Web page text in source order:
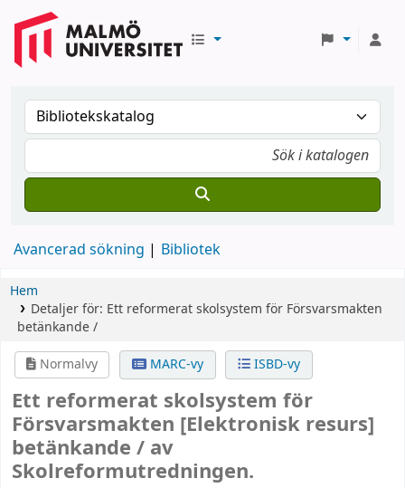
Avancerad sökning Bibliotek
Hem
Detaljer för: Ett reformerat skolsystem för Försvarsmakten
betänkande /
Normalvy
MARC-vy ISBD-vy
Ett reformerat skolsystem för
Försvarsmakten [Elektronisk resurs]
betänkande / av
Skolreformutredningen.